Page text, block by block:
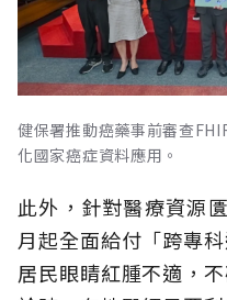
健保署推動癌藥事前審查
化國家癌症資料應用。
此外，針對醫療資源
月起全面給付「跨專
居民眼睛紅腫不適，